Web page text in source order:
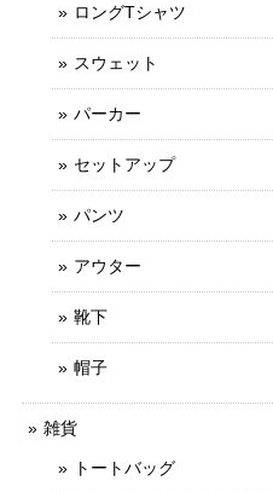
ロングTシャツ
スウェット
パーカー
セットアップ
パンツ
アウター
靴下
帽子
雑貨
トートバッグ